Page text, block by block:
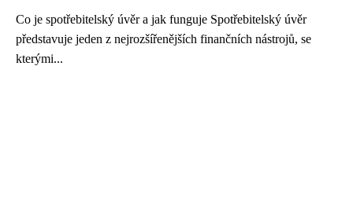
Co je spotřebitelský úvěr a jak funguje Spotřebitelský úvěr
představuje jeden z nejrozšířenějších finančních nástrojů, se
kterými...